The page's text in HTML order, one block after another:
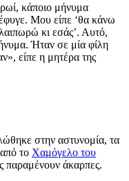
κάποιο μήνυμα
Μου είπε ‘θα κάνω
κι εσάς’. Αυτό,
Ήταν σε μία φίλη
είπε η μητέρα της
στην αστυνομία, τα
το Χαμόγελο του
παραμένουν άκαρπες.